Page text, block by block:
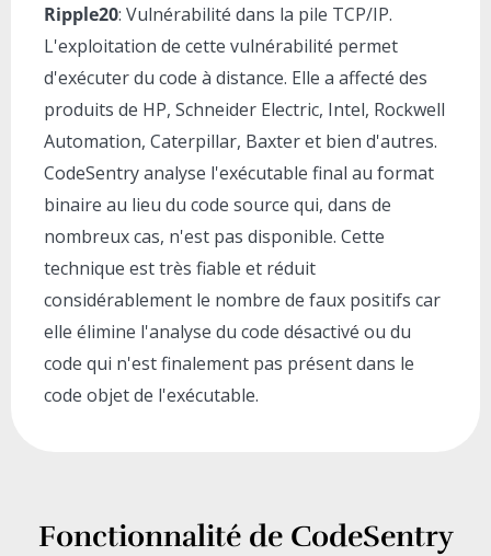
Ripple20: Vulnérabilité dans la pile TCP/IP.
L'exploitation de cette vulnérabilité permet
d'exécuter du code à distance. Elle a affecté des
produits de HP, Schneider Electric, Intel, Rockwell
Automation, Caterpillar, Baxter et bien d'autres.
CodeSentry analyse l'exécutable final au format
binaire au lieu du code source qui, dans de
nombreux cas, n'est pas disponible. Cette
technique est très fiable et réduit
considérablement le nombre de faux positifs car
elle élimine l'analyse du code désactivé ou du
code qui n'est finalement pas présent dans le
code objet de l'exécutable.
Fonctionnalité de CodeSentry